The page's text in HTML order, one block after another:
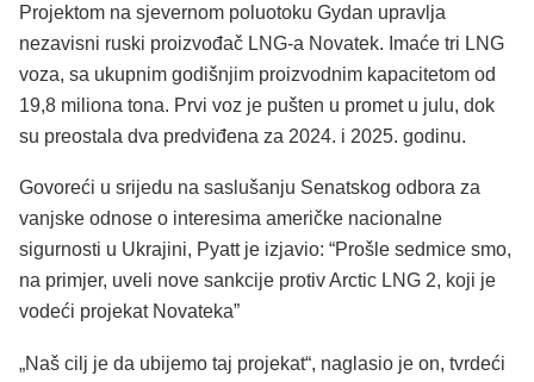
Projektom na sjevernom poluotoku Gydan upravlja
nezavisni ruski proizvođač LNG-a Novatek. Imaće tri LNG
voza, sa ukupnim godišnjim proizvodnim kapacitetom od
19,8 miliona tona. Prvi voz je pušten u promet u julu, dok
su preostala dva predviđena za 2024. i 2025. godinu.
Govoreći u srijedu na saslušanju Senatskog odbora za
vanjske odnose o interesima američke nacionalne
sigurnosti u Ukrajini, Pyatt je izjavio: “Prošle sedmice smo,
na primjer, uveli nove sankcije protiv Arctic LNG 2, koji je
vodeći projekat Novateka”
„Naš cilj je da ubijemo taj projekat“, naglasio je on, tvrdeći